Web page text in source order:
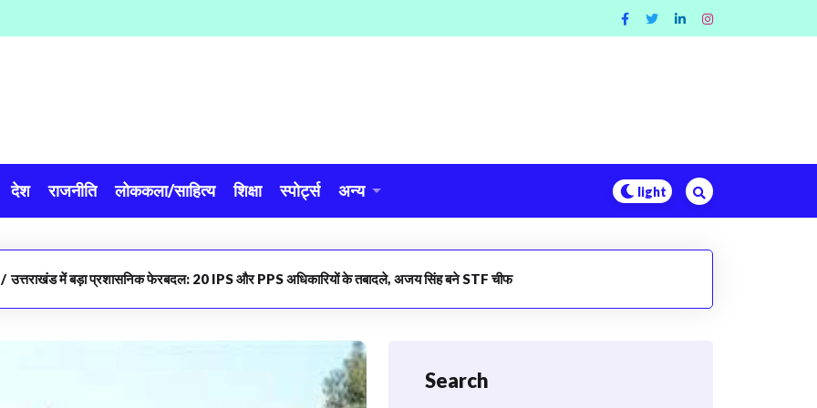
देश राजनीति लोककला/साहित्य शिक्षा स्पोर्ट्स अन्य
/ उत्तराखंड में बड़ा प्रशासनिक फेरबदल: 20 IPS और PPS अधिकारियों के तबादले, अजय सिंह बने STF चीफ
Search